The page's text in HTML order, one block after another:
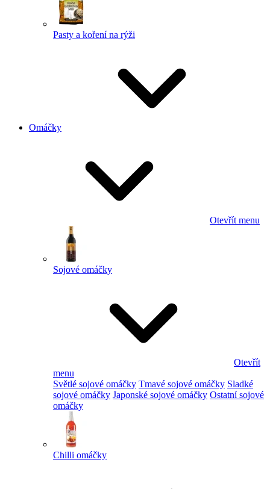
Pasty a koření na rýži
Omáčky
Otevřít menu
Sojové omáčky
Otevřít
menu
Světlé sojové omáčky Tmavé sojové omáčky Sladké
sojové omáčky Japonské sojové omáčky Ostatní sojové
omáčky
Chilli omáčky